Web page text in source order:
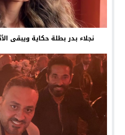
نجلاء بدر بطلة حكاية ويبقى